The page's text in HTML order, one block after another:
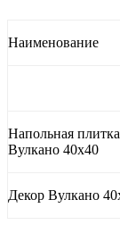
Наименование
Напольная плитка
Вулкано 40х40
Декор Вулкано